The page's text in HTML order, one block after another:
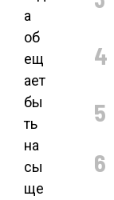
а
об
ещ
ает
бы
ть
на
сы
ще